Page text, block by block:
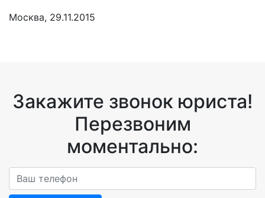
Москва, 29.11.2015
Закажите звонок юриста!
Перезвоним
моментально: